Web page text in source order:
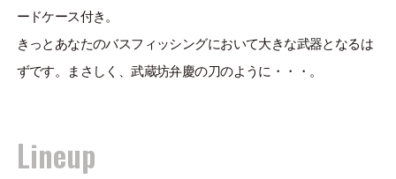
OFFICIAL FAN CLUB
CUSTOMER
ードケース付き。
きっとあなたのバスフィッシングにおいて大きな武器となるは
ずです。まさしく、武蔵坊弁慶の刀のように・・・。
Lineup